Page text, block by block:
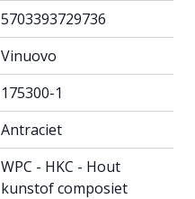
5703393729736
Vinuovo
175300-1
Antraciet
WPC - HKC - Hout
kunstof composiet